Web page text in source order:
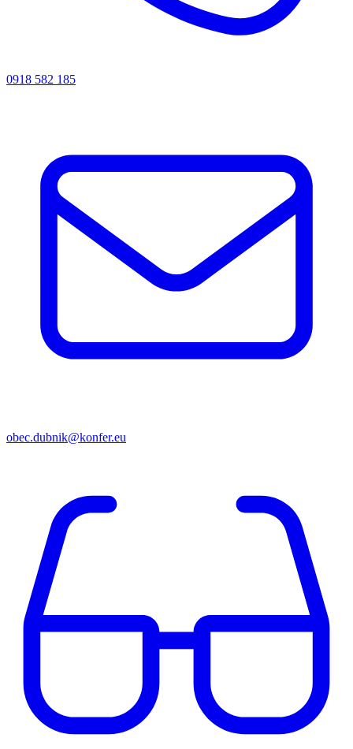
0918 582 185
obec.dubnik@konfer.eu